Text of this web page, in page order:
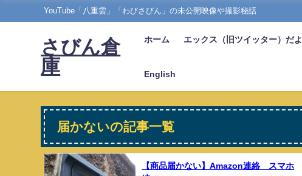
YouTube「八重雲」「わびさびん」の未公開映像や撮影秘話
さびん倉
庫
ホーム エックス（旧ツイッター）だよ
English
届かないの記事一覧
【商品届かない】Amazon連絡 スマホ